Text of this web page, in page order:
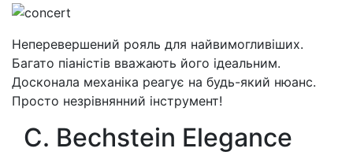
Неперевершений рояль для найвимогливіших.
Багато піаністiв вважають його ідеальним.
Досконала механіка реагує на будь-який нюанс.
Просто незрівнянний інструмент!
C. Bechstein Elegance